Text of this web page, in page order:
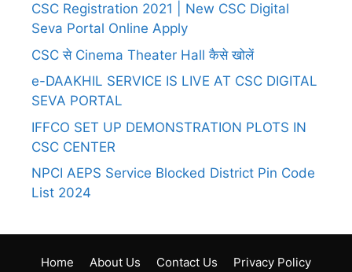
CSC Registration 2021 | New CSC Digital
Seva Portal Online Apply
CSC से Cinema Theater Hall कैसे खोलें
e-DAAKHIL SERVICE IS LIVE AT CSC DIGITAL
SEVA PORTAL
IFFCO SET UP DEMONSTRATION PLOTS IN
CSC CENTER
NPCI AEPS Service Blocked District Pin Code
List 2024
Home About Us Contact Us Privacy Policy